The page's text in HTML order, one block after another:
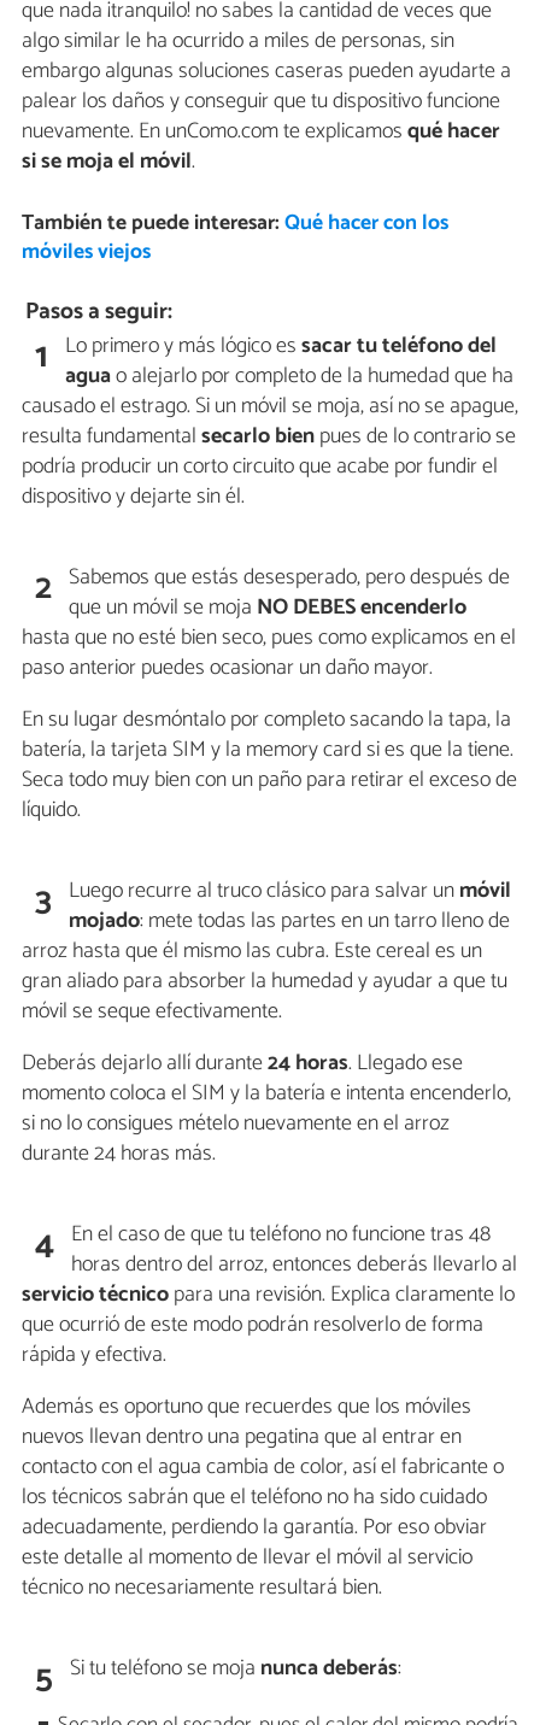
que nada ¡tranquilo! no sabes la cantidad de veces que
algo similar le ha ocurrido a miles de personas, sin
embargo algunas soluciones caseras pueden ayudarte a
palear los daños y conseguir que tu dispositivo funcione
nuevamente. En unComo.com te explicamosqué hacer
si se moja el móvil.
También te puede interesar:Qué hacer con los
móviles viejos
Pasos a seguir:
1 Lo primero y más lógico essacar tu teléfono del
aguao alejarlo por completo de la humedad que ha
causado el estrago. Si un móvil se moja, así no se apague,
resulta fundamentalsecarlo bienpues de lo contrario se
podría producir un corto circuito que acabe por fundir el
dispositivo y dejarte sin él.
2 Sabemos que estás desesperado, pero después de
que un móvil se moja NO DEBES encenderlo
hasta que no esté bien seco, pues como explicamos en el
paso anterior puedes ocasionar un daño mayor.
En su lugar desmóntalo por completo sacando la tapa, la
batería, la tarjeta SIM y la memory card si es que la tiene.
Seca todo muy bien con un paño para retirar el exceso de
líquido.
3 Luego recurre al truco clásico para salvar unmóvil
mojado: mete todas las partes en un tarro lleno de
arroz hasta que él mismo las cubra. Este cereal es un
gran aliado para absorber la humedad y ayudar a que tu
móvil se seque efectivamente.
Deberás dejarlo allí durante24 horas. Llegado ese
momento coloca el SIM y la batería e intenta encenderlo,
si no lo consigues mételo nuevamente en el arroz
durante 24 horas más.
4 En el caso de que tu teléfono no funcione tras 48
horas dentro del arroz, entonces deberás llevarlo al
servicio técnicopara una revisión. Explica claramente lo
que ocurrió de este modo podrán resolverlo de forma
rápida y efectiva.
Además es oportuno que recuerdes que los móviles
nuevos llevan dentro una pegatina que al entrar en
contacto con el agua cambia de color, así el fabricante o
los técnicos sabrán que el teléfono no ha sido cuidado
adecuadamente, perdiendo la garantía. Por eso obviar
este detalle al momento de llevar el móvil al servicio
técnico no necesariamente resultará bien.
5 Si tu teléfono se moja nunca deberás: